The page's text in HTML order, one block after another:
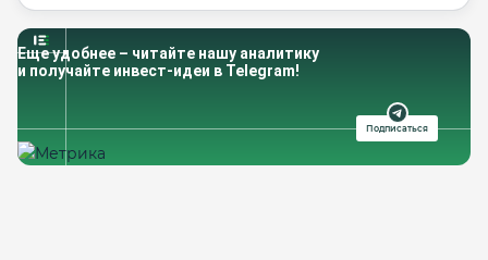
Еще удобнее – читайте нашу аналитику
и получайте инвест-идеи в Telegram!
Подписаться